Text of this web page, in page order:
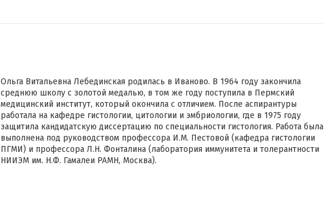
Ольга Витальевна Лебединская родилась в Иваново. В 1964 году закончила
среднюю школу с золотой медалью, в том же году поступила в Пермский
медицинский институт, который окончила с отличием. После аспирантуры
работала на кафедре гистологии, цитологии и эмбриологии, где в 1975 году
защитила кандидатскую диссертацию по специальности гистология. Работа была
выполнена под руководством профессора И.М. Пестовой (кафедра гистологии
ПГМИ) и профессора Л.Н. Фонталина (лаборатория иммунитета и толерантности
НИИЭМ им. Н.Ф. Гамалеи РАМН, Москва).